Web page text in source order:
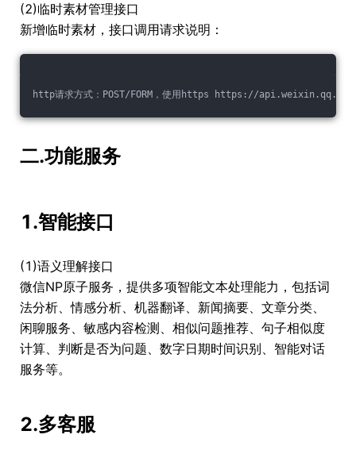
(2)临时素材管理接口
新增临时素材，接口调用请求说明：
http请求方式：POST/FORM，使用https https://
二.功能服务
1.智能接口
(1)语义理解接口
微信NP原子服务，提供多项智能文本处理能力，包括词
法分析、情感分析、机器翻译、新闻摘要、文章分类、
闲聊服务、敏感内容检测、相似问题推荐、句子相似度
计算、判断是否为问题、数字日期时间识别、智能对话
服务等。
2.多客服